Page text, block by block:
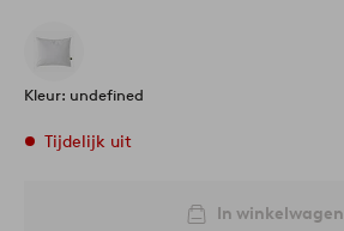
Kleur: undefined
Tijdelijk uit
In winkelwagen